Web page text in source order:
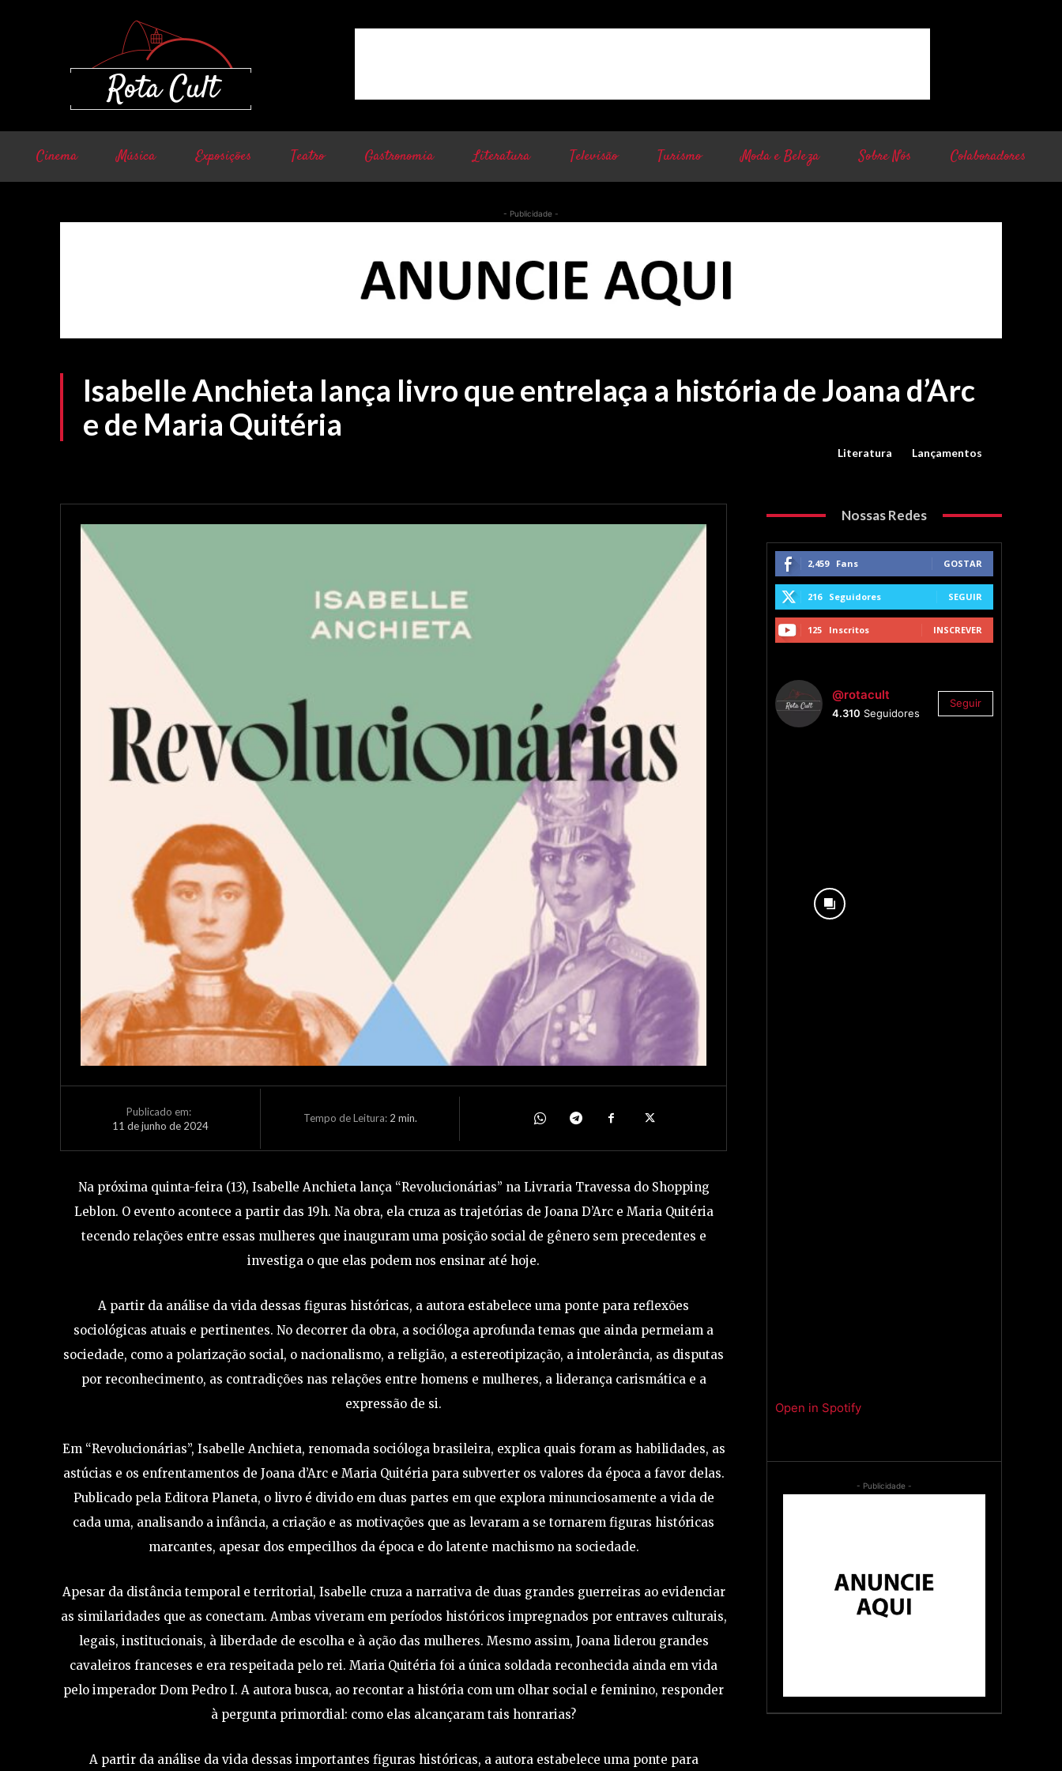
Cinema Música Exposições Teatro Gastronomia Literatura Televisão Turismo Moda e Beleza Sobre Nós Colaboradores
- Publicidade -
Isabelle Anchieta lança livro que entrelaça a história de Joana d’Arc
e de Maria Quitéria
Literatura Lançamentos
Publicado em:
11 de junho de 2024
Tempo de Leitura: 2 min.
Na próxima quinta-feira (13), Isabelle Anchieta lança “Revolucionárias” na Livraria Travessa do Shopping
Leblon. O evento acontece a partir das 19h. Na obra, ela cruza as trajetórias de Joana D’Arc e Maria Quitéria
tecendo relações entre essas mulheres que inauguram uma posição social de gênero sem precedentes e
investiga o que elas podem nos ensinar até hoje.
A partir da análise da vida dessas figuras históricas, a autora estabelece uma ponte para reflexões
sociológicas atuais e pertinentes. No decorrer da obra, a socióloga aprofunda temas que ainda permeiam a
sociedade, como a polarização social, o nacionalismo, a religião, a estereotipização, a intolerância, as disputas
por reconhecimento, as contradições nas relações entre homens e mulheres, a liderança carismática e a
expressão de si.
Em “Revolucionárias”, Isabelle Anchieta, renomada socióloga brasileira, explica quais foram as habilidades, as
astúcias e os enfrentamentos de Joana d’Arc e Maria Quitéria para subverter os valores da época a favor delas.
Publicado pela Editora Planeta, o livro é divido em duas partes em que explora minunciosamente a vida de
cada uma, analisando a infância, a criação e as motivações que as levaram a se tornarem figuras históricas
marcantes, apesar dos empecilhos da época e do latente machismo na sociedade.
Apesar da distância temporal e territorial, Isabelle cruza a narrativa de duas grandes guerreiras ao evidenciar
as similaridades que as conectam. Ambas viveram em períodos históricos impregnados por entraves culturais,
legais, institucionais, à liberdade de escolha e à ação das mulheres. Mesmo assim, Joana liderou grandes
cavaleiros franceses e era respeitada pelo rei. Maria Quitéria foi a única soldada reconhecida ainda em vida
pelo imperador Dom Pedro I. A autora busca, ao recontar a história com um olhar social e feminino, responder
à pergunta primordial: como elas alcançaram tais honrarias?
A partir da análise da vida dessas importantes figuras históricas, a autora estabelece uma ponte para
Nossas Redes
2,459 Fans GOSTAR
216 Seguidores SEGUIR
125 Inscritos INSCREVER
@rotacult
4.310 Seguidores
Seguir
Open in Spotify
- Publicidade -